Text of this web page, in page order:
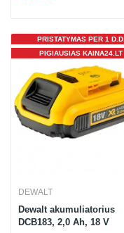
PIGIAUSIAS KAINA24.LT
PRISTATYMAS PER 1 D.D.
DEWALT
Dewalt akumuliatorius
DCB183, 2,0 Ah, 18 V